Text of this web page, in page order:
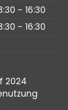
- 16:30
- 16:30
2024